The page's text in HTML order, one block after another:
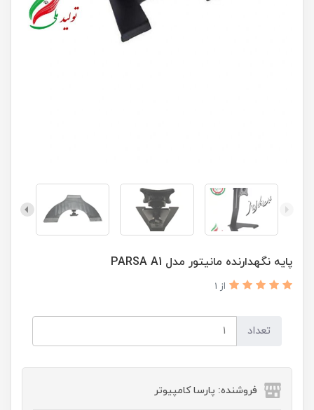
پایه نگهدارنده مانیتور مدل PARSA A1
از 1
تعداد
فروشنده: پارسا کامپیوتر